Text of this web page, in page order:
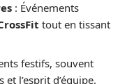
: Événements
tout en tissant
festifs, souvent
l’esprit d’équipe.